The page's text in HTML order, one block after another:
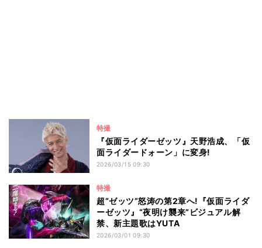
特撮
『仮面ライダーゼッツ』天野浩成、「仮
面ライダードォーン」に変身!
2026/03/15 09:30
特撮
超“ゼッツ”怒涛の第2章へ!『仮面ライダ
ーゼッツ』“夜明け襲来”ビジュアル解
禁、新主題歌はYUTA
2026/03/01 09:30